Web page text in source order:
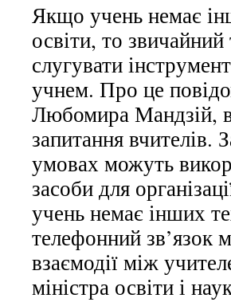
Якщо учень немає
освіти, то
слугувати
учнем. Про це
Любомира Мандзій,
запитання вчителів.
умовах можуть
засоби для
учень немає інших
телефонний зв’язок
взаємодії між
міністра освіти і